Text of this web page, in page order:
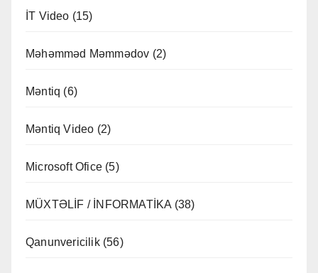
İT Video (15)
Məhəmməd Məmmədov (2)
Məntiq (6)
Məntiq Video (2)
Microsoft Ofice (5)
MÜXTƏLİF / İNFORMATİKA (38)
Qanunvericilik(56)